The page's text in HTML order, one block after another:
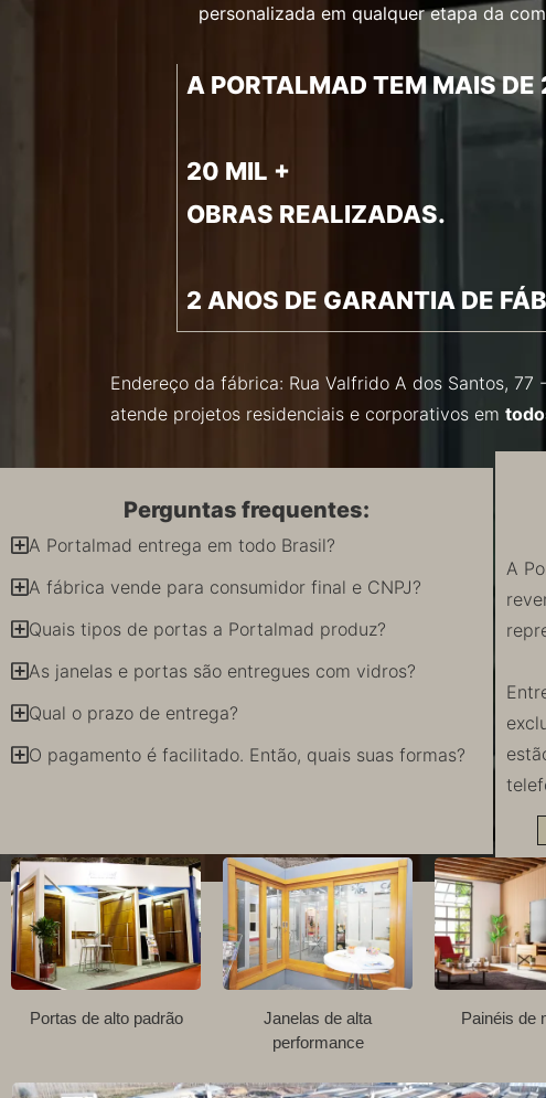
personalizada em qualquer etapa da
A PORTALMAD TEM MAIS
20 MIL +
OBRAS REALIZADAS.
2 ANOS DE GARANTIA DE
Endereço da fábrica: Rua Valfrido A dos Santos,
atende projetos residenciais e corporativos em
Perguntas frequentes:
A Portalmad entrega em todo Brasil?
A fábrica vende para consumidor final e CNPJ?
Quais tipos de portas a Portalmad produz?
As janelas e portas são entregues com vidros?
Qual o prazo de entrega?
O pagamento é facilitado. Então, quais suas formas?
A
Portas de alto padrão
Janelas de alta
performance
Painéis de